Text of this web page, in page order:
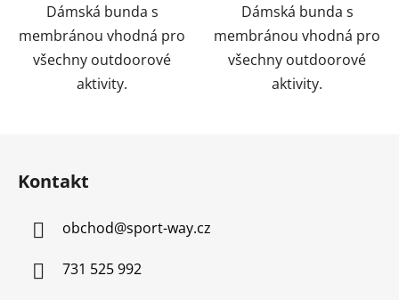
Dámská bunda s
membránou vhodná pro
všechny outdoorové
aktivity.
Dámská bunda s
membránou vhodná pro
všechny outdoorové
aktivity.
Kontakt
obchod@sport-way.cz
731 525 992